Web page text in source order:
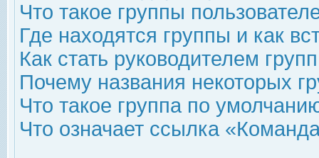
Что такое группы
Где находятся группы и как
Как стать руководителем
Почему названия некоторых
Что такое группа по
Что означает ссылка